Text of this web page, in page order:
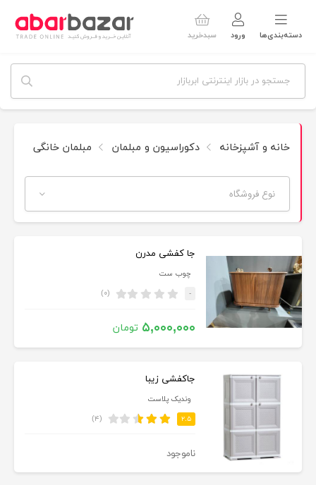
دسته‌بندی‌ها ورود سبدخرید
خانه و آشپزخانه دکوراسیون و مبلمان مبلمان خانگی
نوع فروشگاه
جا کفشی مدرن
چوب ست
- (۰)
۵,۰۰۰,۰۰۰ تومان
جاکفشی زیبا
وندیک پلاست
۲.۵ (۴)
ناموجود